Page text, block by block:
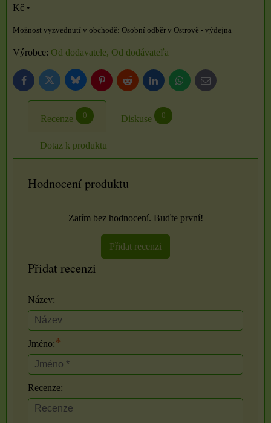
Kč •
Osobní odběr v Ostrově - výdejna
Výrobce: Od dodavatele, Od dodávateľa
FacebookTwitter BlueskyPinterestReddit LinkedInWhatsApp
E-
mail
Recenze 0 Diskuse 0
Dotaz k produktu
Hodnocení produktu
Zatím bez hodnocení. Buďte první!
Přidat recenzi
Přidat recenzi
Název:
Jméno:*
Recenze: